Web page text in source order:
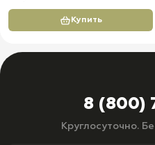
Купить
8 (800)
Круглосуточно.